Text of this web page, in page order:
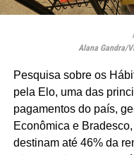
Alana Gandra/
Pesquisa sobre os
pela Elo, uma das
pagamentos do país,
Econômica e
destinam até 46% da